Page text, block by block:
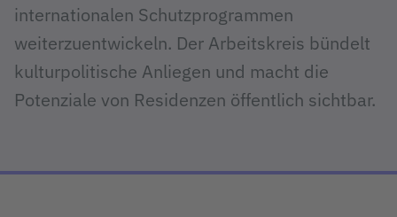
internationalen Schutzprogrammen
weiterzuentwickeln. Der Arbeitskreis bündelt
kulturpolitische Anliegen und macht die
Potenziale von Residenzen öffentlich sichtbar.